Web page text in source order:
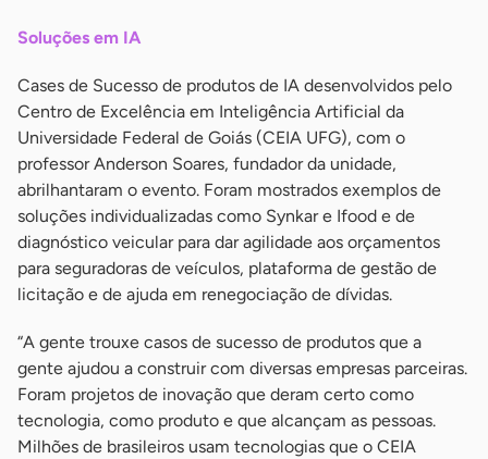
Soluções em IA
Cases de Sucesso de produtos de IA desenvolvidos pelo
Centro de Excelência em Inteligência Artificial da
Universidade Federal de Goiás (CEIA UFG), com o
professor Anderson Soares, fundador da unidade,
abrilhantaram o evento. Foram mostrados exemplos de
soluções individualizadas como Synkar e Ifood e de
diagnóstico veicular para dar agilidade aos orçamentos
para seguradoras de veículos, plataforma de gestão de
licitação e de ajuda em renegociação de dívidas.
“A gente trouxe casos de sucesso de produtos que a
gente ajudou a construir com diversas empresas parceiras.
Foram projetos de inovação que deram certo como
tecnologia, como produto e que alcançam as pessoas.
Milhões de brasileiros usam tecnologias que o CEIA